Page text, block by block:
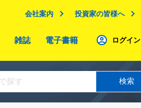
会社案内 投資家の皆様へ
雑誌 電子書籍 ログイン
検索